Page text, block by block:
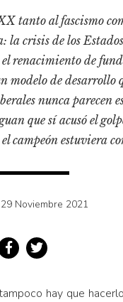
tanto al fascismo
la crisis de los
renacimiento de
de desarrollo
nunca parecen
que sí acusó el
campeón estuviera
Noviembre 2021
hay que